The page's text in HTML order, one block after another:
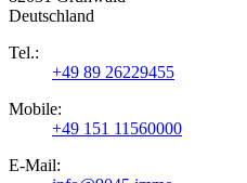
Deutschland
Tel.:
+49 89 26229455
Mobile:
+49 151 11560000
E-Mail: